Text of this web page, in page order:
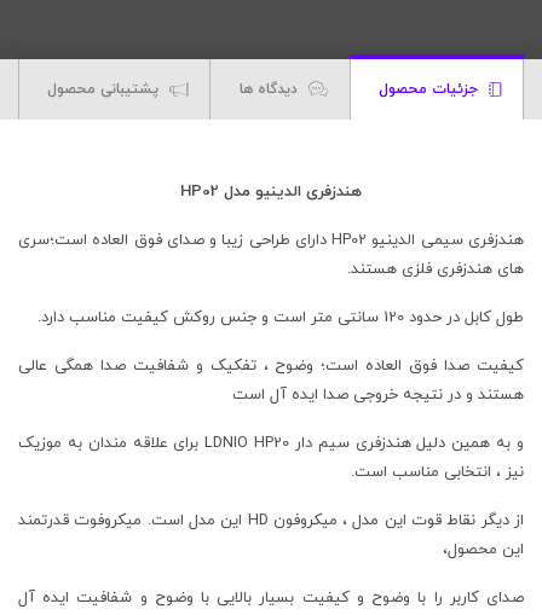
جزئیات محصول دیدگاه ها پشتیبانی محصول
هندزفری الدینیو مدل HP02
هندزفری سیمی الدینیو HP02 دارای طراحی زیبا و صدای فوق العاده است؛سری
های هندزفری فلزی هستند.
طول کابل در حدود 120 سانتی متر است و جنس روکش کیفیت مناسب دارد.
کیفیت صدا فوق العاده است؛ وضوح ، تفکیک و شفافیت صدا همگی عالی
هستند و در نتیجه خروجی صدا ایده آل است
و به همین دلیل هندزفری سیم دار LDNIO HP20 برای علاقه مندان به موزیک
نیز ، انتخابی مناسب است.
از دیگر نقاط قوت این مدل ، میکروفون HD این مدل است. میکروفوت قدرتمند
این محصول،
صدای کاربر را با وضوح و کیفیت بسیار بالایی با وضوح و شفافیت ایده آل